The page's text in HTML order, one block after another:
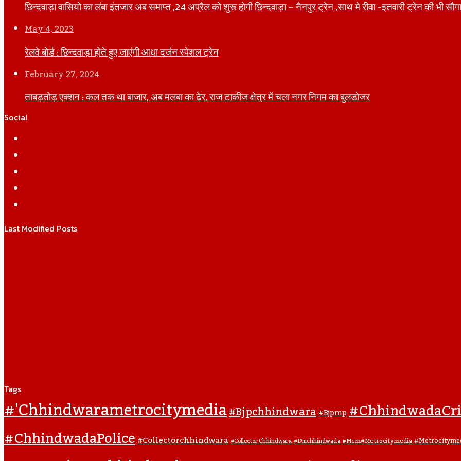
छिन्दवाड़ा वासियो का लंबा इंतजार अब समाप्त ,24 अप्रैल को शुरू होगी छिन्दवाड़ा – नैनपुर ट्रेन ,साथ मे रीवा -इतवारी ट्रेन की भी
May 4, 2023
रेलवे बोर्ड : छिन्दवाड़ा होते हुए जाएंगी आधा दर्जन स्पेशल ट्रेन
February 27, 2024
ताबड़तोड़ एक्शन : कल तक था बाजार, अब मलबा का ढेर, राज टाकीज क्षेत्र में चला नगर निगम का बुलडोजर
Social
Last Modified Posts
Tags
#'chhindwarametrocitymedia#bjpchhindwara#bjpmp
#ChhindwadaPolice#collectorchhindwara#collector Chhindwara#dmchhindwada#mcm#metrocitymedia